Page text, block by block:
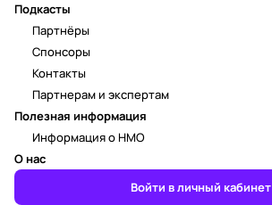
Подкасты
Полезная информация
Информация о НМО
О нас
Партнёры
Спонсоры
Контакты
Партнерам и экспертам
Войти в личный кабинет